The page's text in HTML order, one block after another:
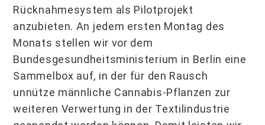
Rücknahmesystem als Pilotprojekt
anzubieten. An jedem ersten Montag des
Monats stellen wir vor dem
Bundesgesundheitsministerium in Berlin eine
Sammelbox auf, in der für den Rausch
unnütze männliche Cannabis-Pflanzen zur
weiteren Verwertung in der Textilindustrie